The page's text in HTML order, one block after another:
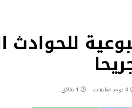
لا توجد تعليقات 1 دقائق